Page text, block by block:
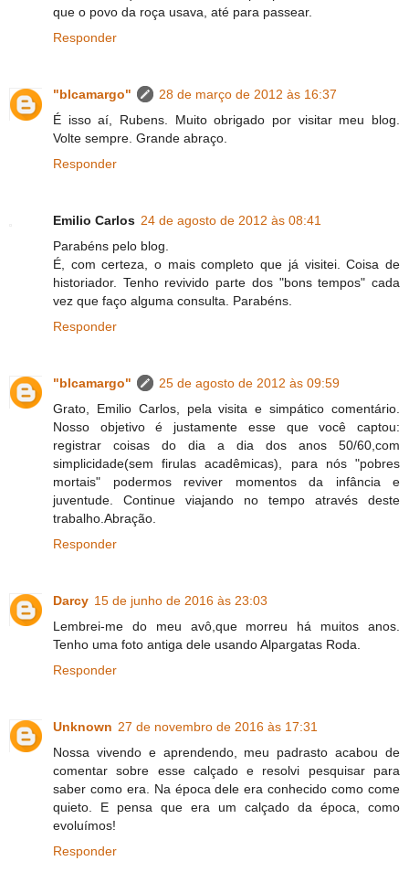
que o povo da roça usava, até para passear.
Responder
"blcamargo"
28 de março de 2012 às 16:37
É isso aí, Rubens. Muito obrigado por visitar meu blog.
Volte sempre. Grande abraço.
Responder
Emilio Carlos 24 de agosto de 2012 às 08:41
Parabéns pelo blog.
É, com certeza, o mais completo que já visitei. Coisa de
historiador. Tenho revivido parte dos "bons tempos" cada
vez que faço alguma consulta. Parabéns.
Responder
"blcamargo"
25 de agosto de 2012 às 09:59
Grato, Emilio Carlos, pela visita e simpático comentário.
Nosso objetivo é justamente esse que você captou:
registrar coisas do dia a dia dos anos 50/60,com
simplicidade(sem firulas acadêmicas), para nós "pobres
mortais" podermos reviver momentos da infância e
juventude. Continue viajando no tempo através deste
trabalho.Abração.
Responder
Darcy 15 de junho de 2016 às 23:03
Lembrei-me do meu avô,que morreu há muitos anos.
Tenho uma foto antiga dele usando Alpargatas Roda.
Responder
Unknown 27 de novembro de 2016 às 17:31
Nossa vivendo e aprendendo, meu padrasto acabou de
comentar sobre esse calçado e resolvi pesquisar para
saber como era. Na época dele era conhecido como come
quieto. E pensa que era um calçado da época, como
evoluímos!
Responder